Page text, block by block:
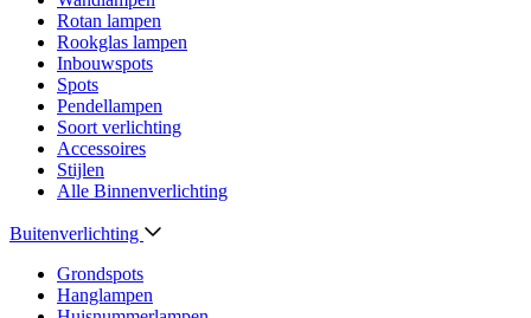
Rotan lampen
Rookglas lampen
Inbouwspots
Spots
Pendellampen
Soort verlichting
Accessoires
Stijlen
Alle Binnenverlichting
Buitenverlichting
Grondspots
Hanglampen